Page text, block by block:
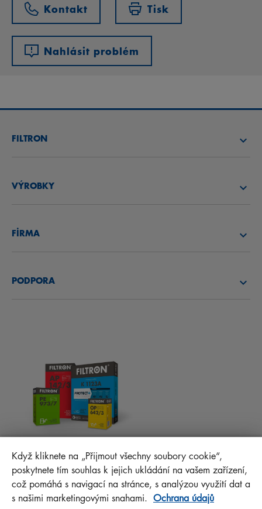
Kontakt Tisk
Nahlásit problém
FILTRON
VÝROBKY
FİRMA
PODPORA
FAQ
MANN+HUMMEL FT Poland
Sp. z o. o. Sp. k.
ul. Wrocławska 145, 63-800 GOSTYŃ, POLAND
Privacy Statement
Když kliknete na „Přijmout všechny soubory cookie“,
poskytnete tím souhlas k jejich ukládání na vašem zařízení,
což pomáhá s navigací na stránce, s analýzou využití dat a
s našimi marketingovými snahami. Ochrana údajů